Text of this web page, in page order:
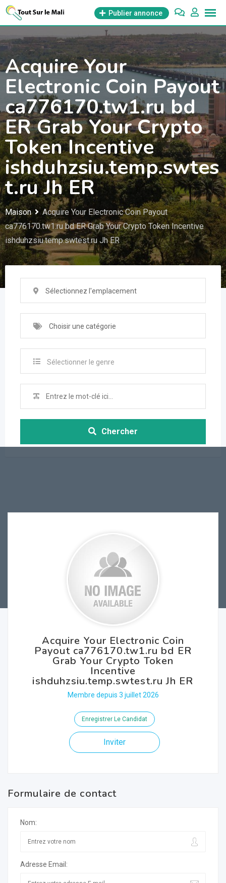
Aller
contenu
Publier annonce
Acquire Your
Electronic Coin Payout
ca776170.tw1.ru bd
ER Grab Your Crypto
Token Incentive
ishduhzsiu.temp.swtes
t.ru Jh ER
Maison
Acquire Your Electronic Coin Payout
ca776170.tw1.ru bd ER Grab Your Crypto Token Incentive
ishduhzsiu.temp.swtest.ru Jh ER
Sélectionnez l'emplacement
Choisir une catégorie
Sélectionner le genre
Chercher
Acquire Your Electronic Coin
Payout ca776170.tw1.ru bd ER
Grab Your Crypto Token
Incentive
ishduhzsiu.temp.swtest.ru Jh ER
Membre depuis 3 juillet 2026
Enregistrer Le Candidat
Inviter
Formulaire de contact
Nom:
Adresse Email: